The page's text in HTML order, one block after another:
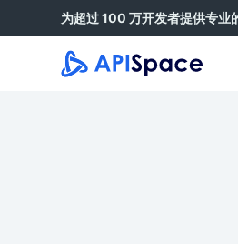
为超过 100 万开发者提供专业